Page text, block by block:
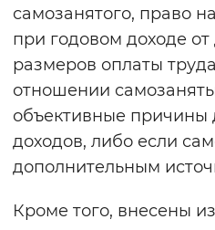
самозанятого, право
при годовом доходе
размеров оплаты
отношении
объективные причины
доходов, либо если
дополнительным
Кроме того, внесены